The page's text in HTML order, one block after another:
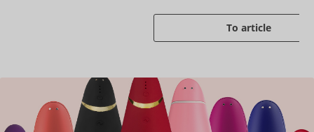
To article